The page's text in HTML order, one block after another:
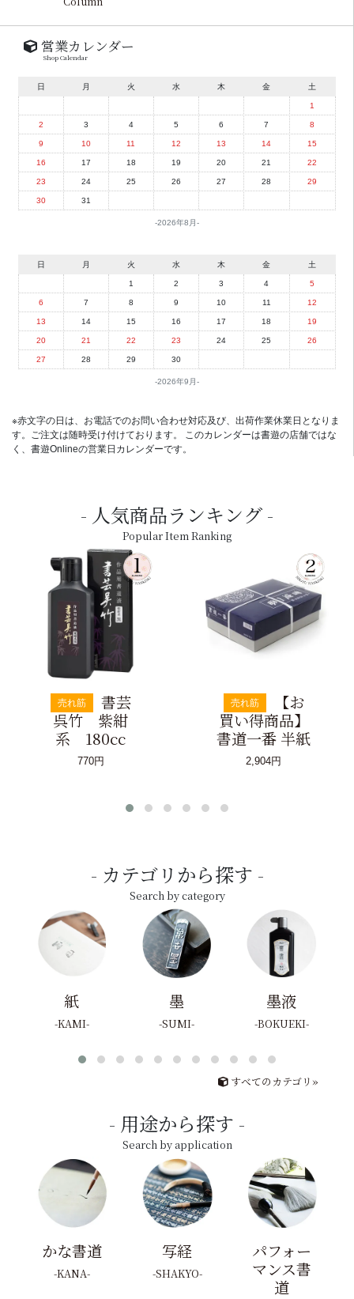
営業カレンダー
Shop Calendar
2026年8月
日 月 火 水 木 金 土
1
2 3 4 5 6 7 8
9 10 11 12 13 14 15
16 17 18 19 20 21 22
23 24 25 26 27 28 29
30 31
2026年9月
日 月 火 水 木 金 土
1 2 3 4 5
6 7 8 9 10 11 12
13 14 15 16 17 18 19
20 21 22 23 24 25 26
27 28 29 30
※赤文字の日は、お電話でのお問い合わせ対応及び、出荷作業休業日となりま
す。ご注文は随時受け付けております。 このカレンダーは書遊の店舗ではな
く、書遊Onlineの営業日カレンダーです。
人気商品ランキング
Popular Item Ranking
売れ筋
書芸
呉竹 紫紺
系 180cc
770円
売れ筋
【お
買い得商品】
書道一番 半紙
2,904円
カテゴリから探す
Search by category
紙
KAMI
墨
SUMI
墨液
BOKUEKI
すべてのカテゴリ»
用途から探す
Search by application
かな書道
KANA
写経
SHAKYO
パフォー
マンス書
道